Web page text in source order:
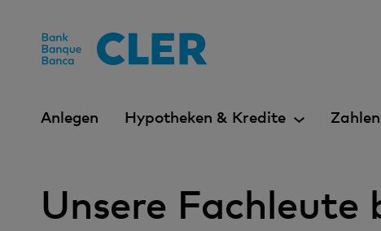
Anlegen Hypotheken & Kredite
Unsere Fachleute